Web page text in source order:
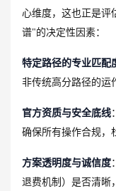
心维度，这也正是评
谱"的决定性因素：
特定路径的专业匹配
非传统高分路径的运
官方资质与安全底线
确保所有操作合规，
方案透明度与诚信度
退费机制）是否清晰